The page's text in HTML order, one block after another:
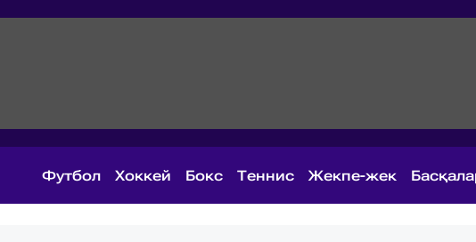
Футбол Хоккей Бокс Теннис Жекпе-жек